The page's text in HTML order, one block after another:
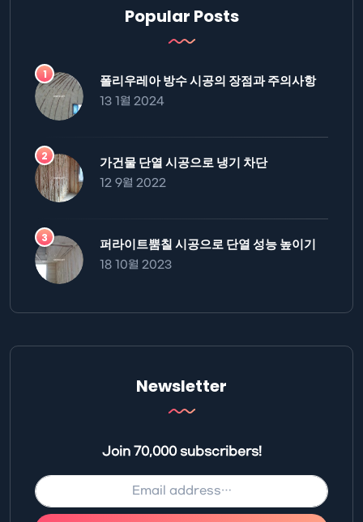
Popular Posts
폴리우레아 방수 시공의 장점과 주의사항
13 1월 2024
가건물 단열 시공으로 냉기 차단
12 9월 2022
퍼라이트뿜칠 시공으로 단열 성능 높이기
18 10월 2023
Newsletter
Join 70,000 subscribers!